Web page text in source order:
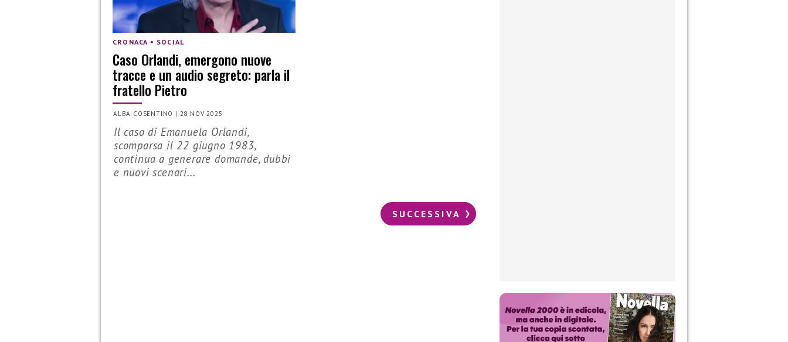
CRONACA • SOCIAL
Caso Orlandi, emergono nuove
tracce e un audio segreto: parla il
fratello Pietro
ALBA COSENTINO | 28 NOV 2025
Il caso di Emanuela Orlandi,
scomparsa il 22 giugno 1983,
continua a generare domande, dubbi
e nuovi scenari...
SUCCESSIVA